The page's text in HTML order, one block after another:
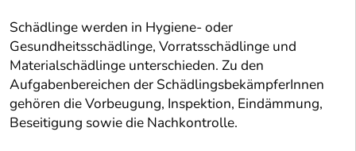
Schädlinge werden in Hygiene- oder
Gesundheitsschädlinge, Vorratsschädlinge und
Materialschädlinge unterschieden. Zu den
Aufgabenbereichen der SchädlingsbekämpferInnen
gehören die Vorbeugung, Inspektion, Eindämmung,
Beseitigung sowie die Nachkontrolle.